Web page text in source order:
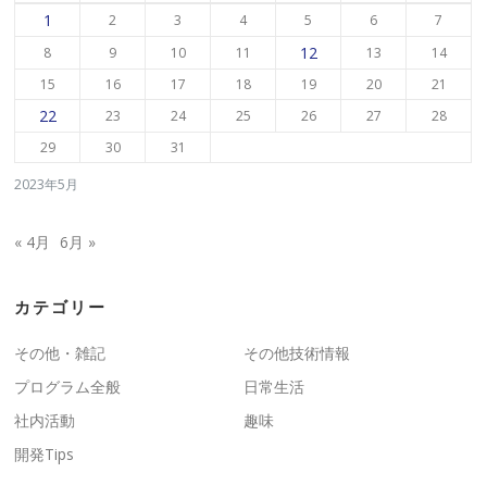
2023年5月
1
2 3 4 5 6
7
8
9 10 11 12 13
14
15
16 17 18 19 20 21
22 23 24 25 26 27
28
29
30 31
« 4月 6月 »
カテゴリー
その他・雑記
その他技術情報
プログラム全般
日常生活
社内活動
趣味
開発Tips